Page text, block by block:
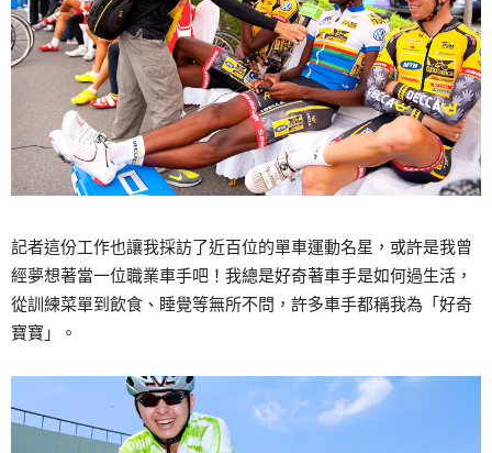
記者這份工作也讓我採訪了近百位的單車運動名星，或許是我曾
經夢想著當一位職業車手吧！我總是好奇著車手是如何過生活，
從訓練菜單到飲食、睡覺等無所不問，許多車手都稱我為「好奇
寶寶」。